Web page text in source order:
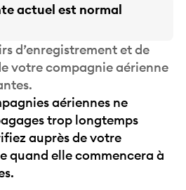
actuel est normal
d’enregistrement et de
votre compagnie aérienne
aériennes ne
trop longtemps
auprès de votre
quand elle commencera à